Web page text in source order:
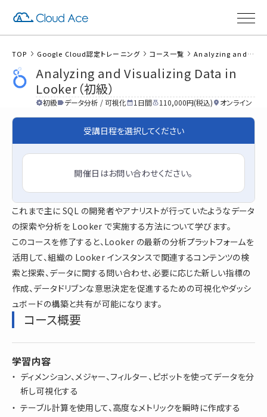
TOP Google Cloud認定トレーニング コース一覧 Analyzing and Visualizing Data in Looker（初級）
Analyzing and Visualizing Data in
Looker（初級）
初級 データ分析 / 可視化 1日間 110,000円(税込) オンライン
これまで主に SQL の開発者やアナリストが行っていたようなデータ
の探索や分析を Looker で実施する方法について学びます。
このコースを修了すると、Looker の最新の分析プラットフォームを
活用して、組織の Looker インスタンスで関連するコンテンツの検
索と探索、データに関する問い合わせ、必要に応じた新しい指標の
作成、データドリブンな意思決定を促進するための可視化やダッシ
ュボードの構築と共有が可能になります。
コース概要
学習内容
ディメンション、メジャー、フィルター、ピボットを使ってデータを分
析し可視化する
テーブル計算を使用して、高度なメトリックを瞬時に作成する
受講日程を選択してください
開催日はお問い合わせください。